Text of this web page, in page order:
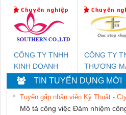
NAM
CÔNG TY TNHH
KINH DOANH
DỊCH VỤ XNK
PHƯƠNG NAM
CÔNG TY
THƯƠNG
THIÊN ÂN
NAM
TIN TUYỂN DỤNG MỚI
Tuyển gấp nhân viên Kỹ Thuật -
Mô tả công việc Đảm nhiệm